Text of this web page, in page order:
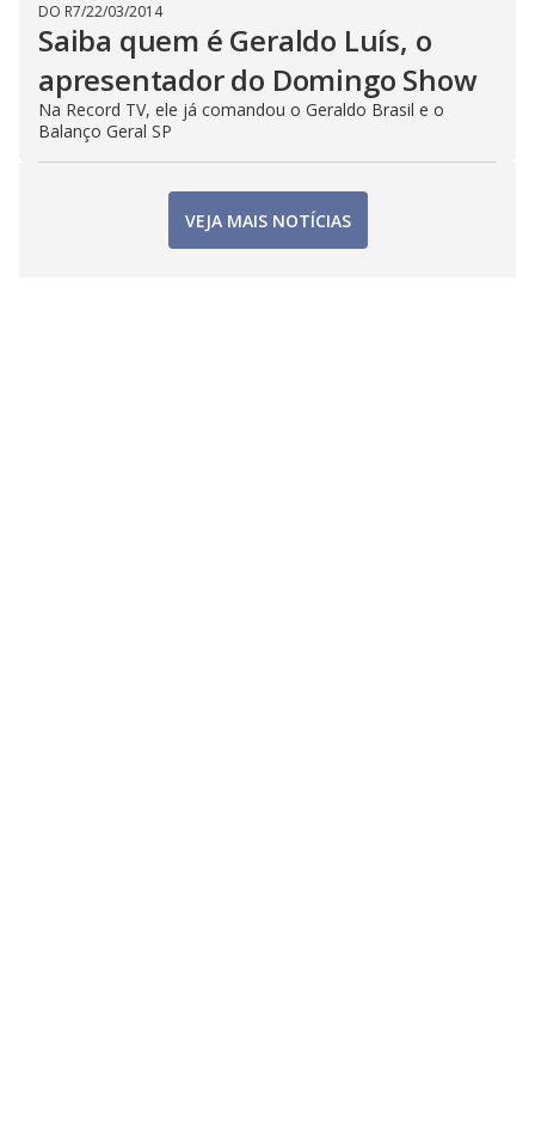
DO R7/22/03/2014
Saiba quem é Geraldo Luís, o
apresentador do Domingo Show
Na Record TV, ele já comandou o Geraldo Brasil e o
Balanço Geral SP
VEJA MAIS NOTÍCIAS